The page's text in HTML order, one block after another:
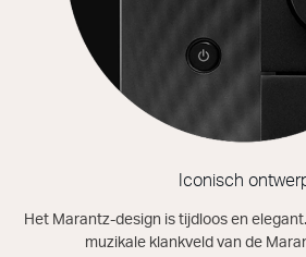
Iconisch
Het Marantz-design is tijdloos en
muzikale klankveld van de